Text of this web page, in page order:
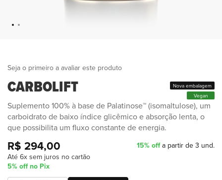
Seja o primeiro a avaliar este produto
CARBOLIFT
Nova embalagem
Vegan
Suplemento 100% à base de Palatinose™ (isomaltulose), um
carboidrato de baixo índice glicêmico e absorção lenta, o
que possibilita um fluxo constante de energia.
R$ 294,00
Até 6x sem juros no cartão
5% off no Pix
15% offa partir de 3 und.